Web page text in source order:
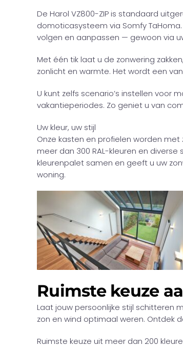
De Harol VZ800-ZIP is standaard
domoticasysteem via Somfy
volgen en aanpassen — gewoon via
Met één tik laat u de zonwering
zonlicht en warmte. Het wordt een
U kunt zelfs scenario’s instellen voor
vakantieperiodes. Zo geniet u van
Uw kleur, uw stijl
Onze kasten en profielen worden met
meer dan 300 RAL-kleuren en
kleurenpalet samen en geeft u uw
woning.
Ruimste keuze
Laat jouw persoonlijke stijl schitteren
zon en wind optimaal weren. Ontdek
Ruimste keuze uit meer dan 200